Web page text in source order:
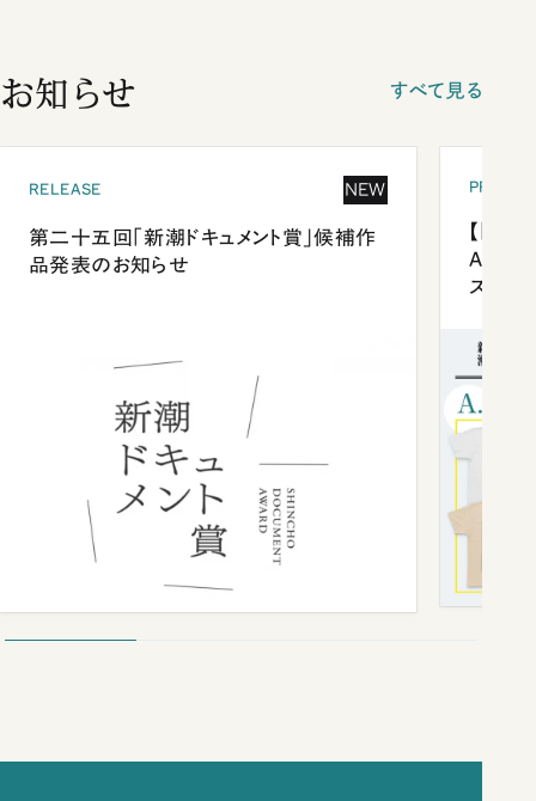
お知らせ すべて見る
RELEASE NEW
第二十五回「新潮ドキュメント賞」候補作
品発表のお知らせ
【「新
ズプレ